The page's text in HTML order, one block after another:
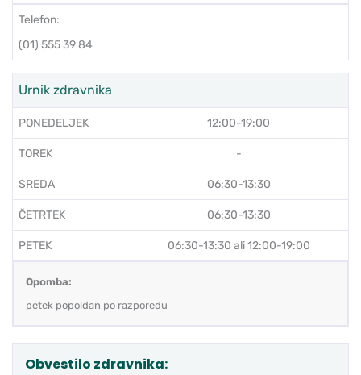
Telefon:
(01) 555 39 84
Urnik zdravnika
PONEDELJEK 12:00-19:00
TOREK -
SREDA 06:30-13:30
ČETRTEK 06:30-13:30
PETEK 06:30-13:30 ali 12:00-19:00
Opomba:
petek popoldan po razporedu
Obvestilo zdravnika: